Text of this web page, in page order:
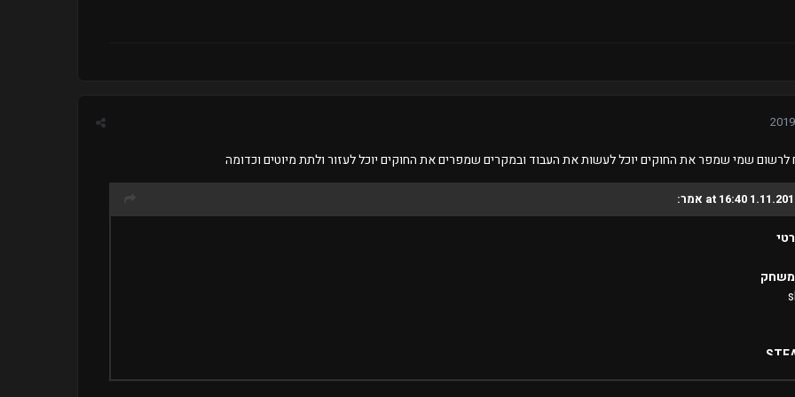
לרשום שמי שמפר את החוקים יוכל לעשות את העבוד ובמקרים שמפרים את החוקים יוכל לעזור ולתת מיוטים וכדומה
https://steamcommunity.com/profiles/